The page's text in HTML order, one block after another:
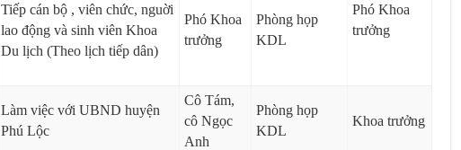
Tiếp cán bộ , viên chức, nguời
lao động và sinh viên Khoa
Du lịch (Theo lịch tiếp dân)
Phó Khoa
trưởng
Phòng họp
KDL
Phó Khoa
trưởng
Làm việc với UBND huyện
Phú Lộc
Cô Tám,
cô Ngọc
Anh
Phòng họp
KDL
Khoa trưởng